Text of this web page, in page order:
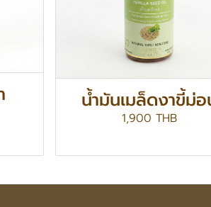
น้ำมันเมล็ดงาขี้ม่
1,900 THB